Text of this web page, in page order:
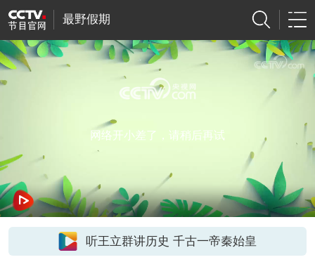
最野假期
网络开小差了，请稍后再试
听王立群讲历史 千古一帝秦始皇